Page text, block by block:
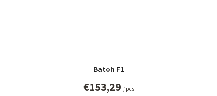
Batoh F1
€153,29 / pcs